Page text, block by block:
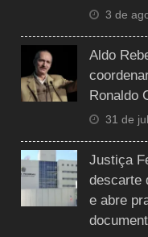
3 de
Aldo
Ronaldo
31 de
Justiça
descarte
e abre